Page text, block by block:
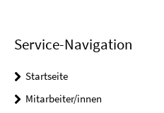
Service-Navigation
Startseite
Mitarbeiter/innen